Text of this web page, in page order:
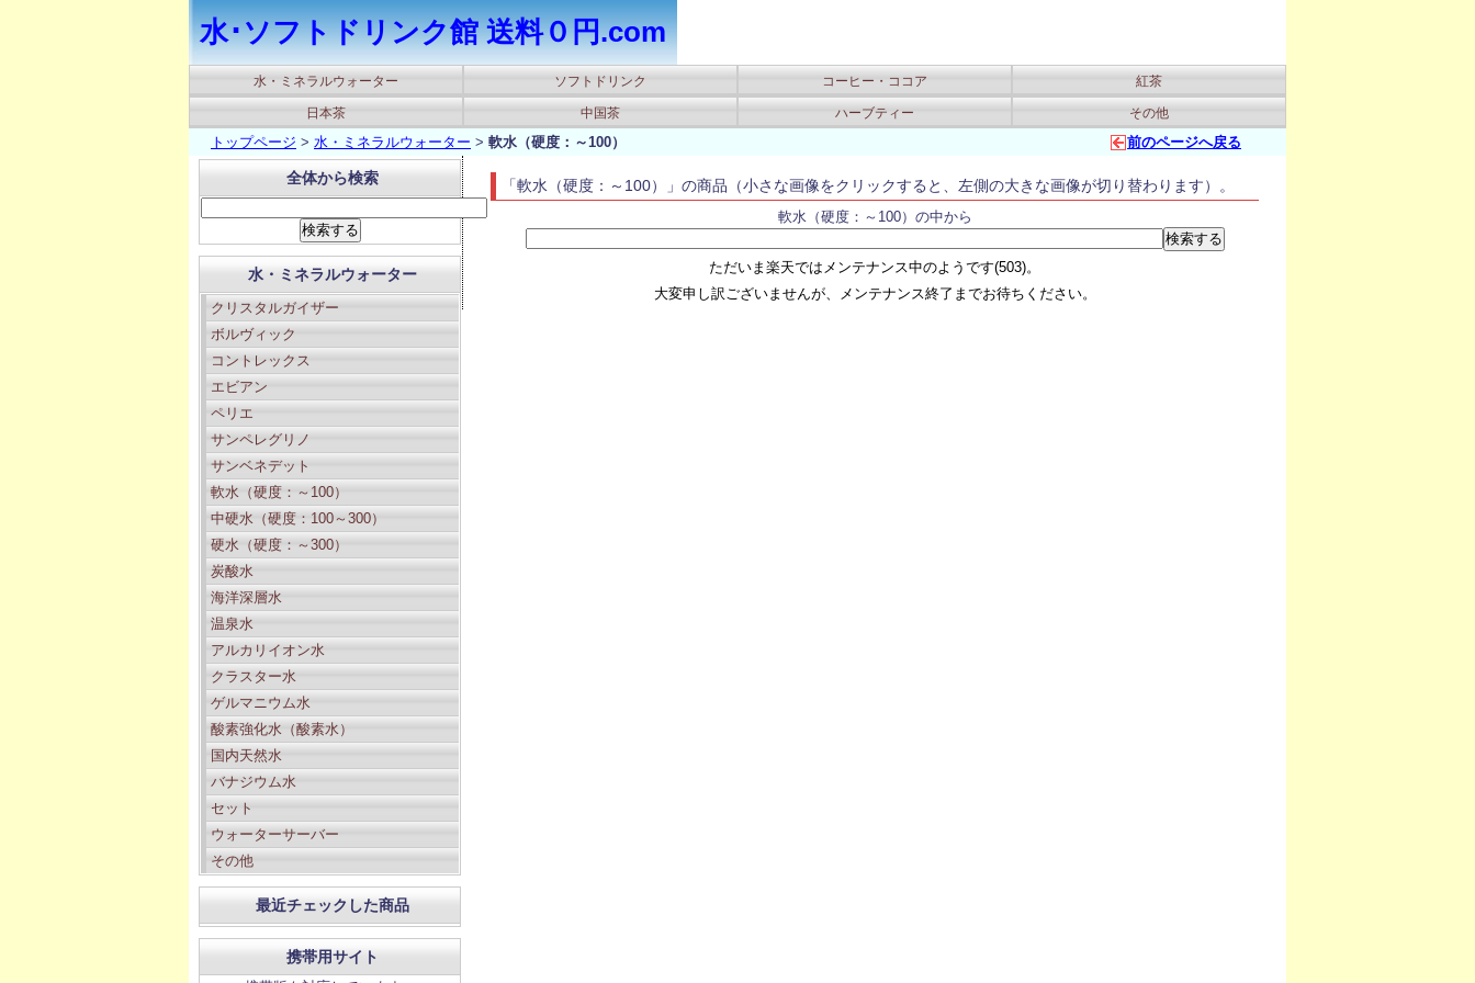
水･ソフトドリンク館 送料０円.com
水・ミネラルウォーター ソフトドリンク コーヒー・ココア 紅茶
日本茶 中国茶 ハーブティー その他
トップページ > 水・ミネラルウォーター > 軟水（硬度：～100） 前のページへ戻る
「軟水（硬度：～100）」の商品（小さな画像をクリックすると、左側の大きな画像が切り替わります）。
軟水（硬度：～100）の中から
ただいま楽天ではメンテナンス中のようです(503)。
大変申し訳ございませんが、メンテナンス終了までお待ちください。
全体から検索
水・ミネラルウォーター
クリスタルガイザー
ボルヴィック
コントレックス
エビアン
ペリエ
サンペレグリノ
サンベネデット
軟水（硬度：～100）
中硬水（硬度：100～300）
硬水（硬度：～300）
炭酸水
海洋深層水
温泉水
アルカリイオン水
クラスター水
ゲルマニウム水
酸素強化水（酸素水）
国内天然水
バナジウム水
セット
ウォーターサーバー
その他
最近チェックした商品
携帯用サイト